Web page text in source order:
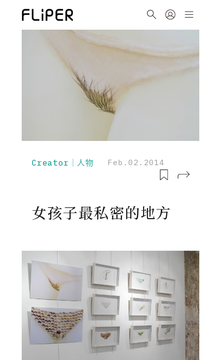
Creator｜人物 Feb.02.2014
女孩子最私密的地方